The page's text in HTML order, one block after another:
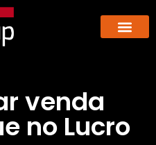
venda
no Lucro